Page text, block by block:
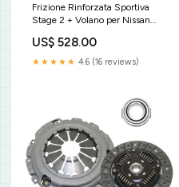
Frizione Rinforzata Sportiva
Stage 2 + Volano per Nissan
Competition Clutch
SKU:6047-2100
US$ 528.00
★★★★★ 4.6 (16 reviews)